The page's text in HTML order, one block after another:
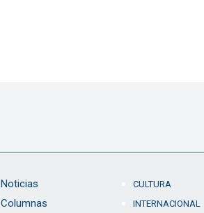
Noticias
Columnas
CULTURA
INTERNACIONAL